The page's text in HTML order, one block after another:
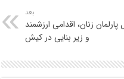
بعد
زنان، اقدامی ارزشمند
و زیر بنایی در کیش